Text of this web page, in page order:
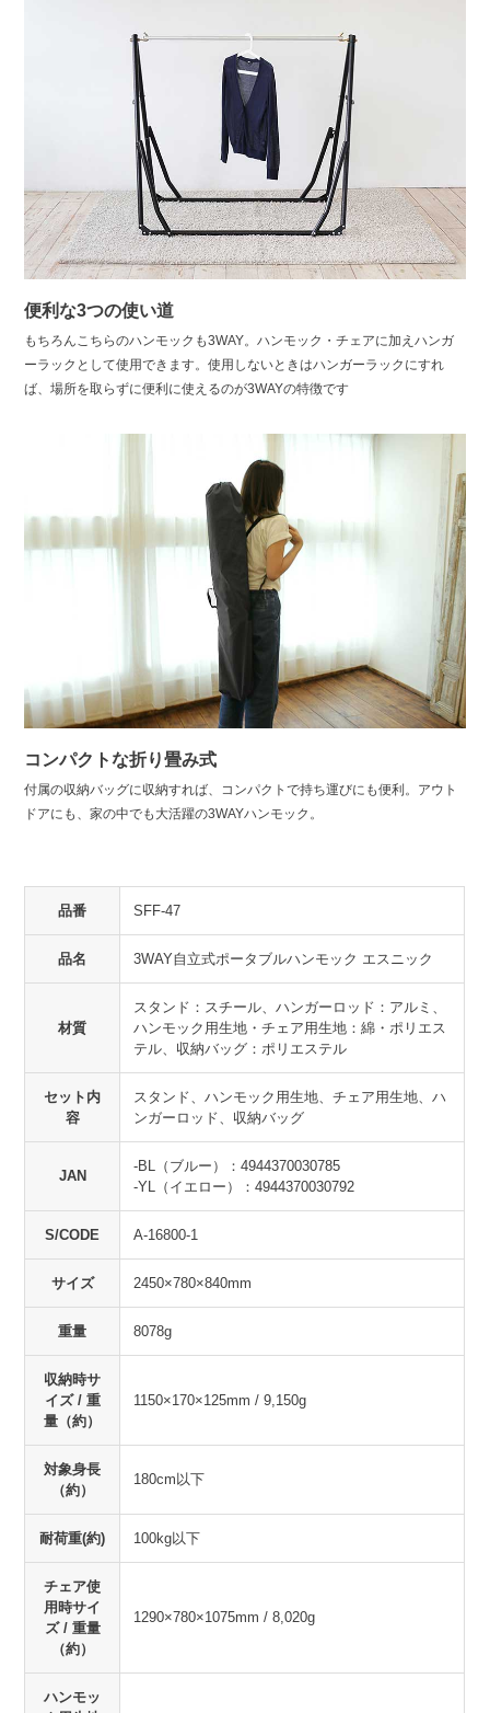
便利な3つの使い道
もちろんこちらのハンモックも3WAY。ハンモック・チェアに加えハンガ
ーラックとして使用できます。使用しないときはハンガーラックにすれ
ば、場所を取らずに便利に使えるのが3WAYの特徴です
コンパクトな折り畳み式
付属の収納バッグに収納すれば、コンパクトで持ち運びにも便利。アウト
ドアにも、家の中でも大活躍の3WAYハンモック。
品番 SFF-47
品名 3WAY自立式ポータブルハンモック エスニック
材質
スタンド：スチール、ハンガーロッド：アルミ、
ハンモック用生地・チェア用生地：綿・ポリエス
テル、収納バッグ：ポリエステル
セット内
容
スタンド、ハンモック用生地、チェア用生地、ハ
ンガーロッド、収納バッグ
JAN
-BL（ブルー）：4944370030785
-YL（イエロー）：4944370030792
S/CODE A-16800-1
サイズ 2450×780×840mm
重量 8078g
収納時サ
イズ / 重
量（約）
1150×170×125mm / 9,150g
対象身長
（約）
180cm以下
耐荷重(約) 100kg以下
チェア使
用時サイ
ズ / 重量
（約）
1290×780×1075mm / 8,020g
ハンモッ